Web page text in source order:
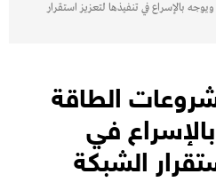
بالإسراع في تنفيذها لتعزيز استقرار
الطاقة
في
الشبكة